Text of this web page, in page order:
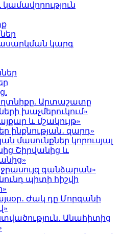
կարգ
Արտաշատը
խաչմերուկում»
և մշակույթ»
ինքնության․ զարդ»
մասունքներ կորուսյալ
Շիրվանից և
ջրասույզ գանձարան»
պիտի հիշվի
Ժակ դը Մորգանի
Անահիտից